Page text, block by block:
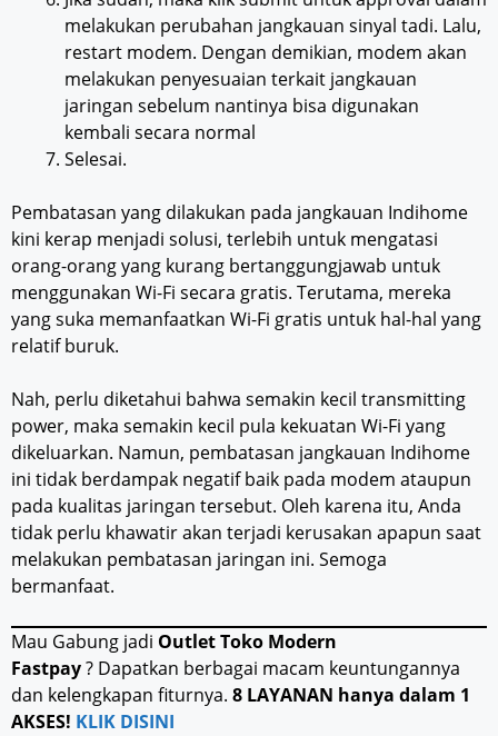
melakukan perubahan jangkauan sinyal tadi. Lalu,
restart modem. Dengan demikian, modem akan
melakukan penyesuaian terkait jangkauan
jaringan sebelum nantinya bisa digunakan
kembali secara normal
Selesai.
Pembatasan yang dilakukan pada jangkauan Indihome
kini kerap menjadi solusi, terlebih untuk mengatasi
orang-orang yang kurang bertanggungjawab untuk
menggunakan Wi-Fi secara gratis. Terutama, mereka
yang suka memanfaatkan Wi-Fi gratis untuk hal-hal yang
relatif buruk.
Nah, perlu diketahui bahwa semakin kecil transmitting
power, maka semakin kecil pula kekuatan Wi-Fi yang
dikeluarkan. Namun, pembatasan jangkauan Indihome
ini tidak berdampak negatif baik pada modem ataupun
pada kualitas jaringan tersebut. Oleh karena itu, Anda
tidak perlu khawatir akan terjadi kerusakan apapun saat
melakukan pembatasan jaringan ini. Semoga
bermanfaat.
Mau Gabung jadi Outlet Toko Modern
Fastpay? Dapatkan berbagai macam keuntungannya
dan kelengkapan fiturnya. 8 LAYANAN hanya dalam 1
AKSES! KLIK DISINI